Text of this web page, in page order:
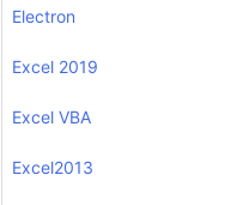
Electron
Excel 2019
Excel VBA
Excel2013